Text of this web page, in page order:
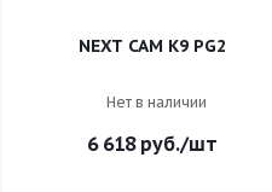
NEXT CAM K9 PG2
Нет в наличии
6 618руб./шт